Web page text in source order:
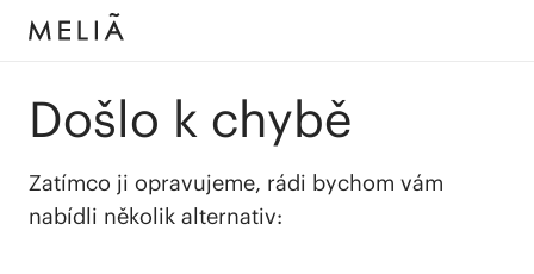
Došlo k chybě
Zatímco ji opravujeme, rádi bychom vám
nabídli několik alternativ: